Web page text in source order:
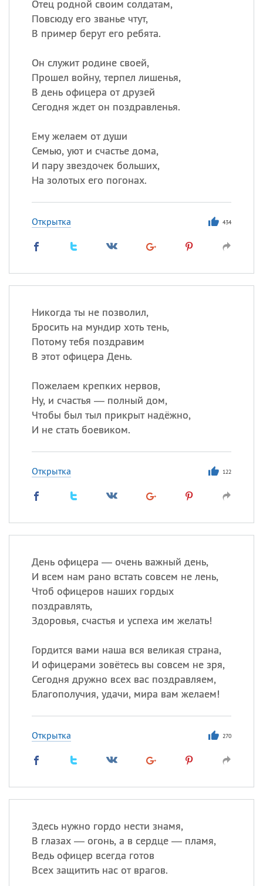
Отец родной своим солдатам,
Повсюду его званье чтут,
В пример берут его ребята.
Он служит родине своей,
Прошел войну, терпел лишенья,
В день офицера от друзей
Сегодня ждет он поздравленья.
Ему желаем от души
Семью, уют и счастье дома,
И пару звездочек больших,
На золотых его погонах.
Открытка 434
Никогда ты не позволил,
Бросить на мундир хоть тень,
Потому тебя поздравим
В этот офицера День.
Пожелаем крепких нервов,
Ну, и счастья — полный дом,
Чтобы был тыл прикрыт надёжно,
И не стать боевиком.
Открытка 122
День офицера — очень важный день,
И всем нам рано встать совсем не лень,
Чтоб офицеров наших гордых
поздравлять,
Здоровья, счастья и успеха им желать!
Гордится вами наша вся великая страна,
И офицерами зовётесь вы совсем не зря,
Сегодня дружно всех вас поздравляем,
Благополучия, удачи, мира вам желаем!
Открытка 270
Здесь нужно гордо нести знамя,
В глазах — огонь, а в сердце — пламя,
Ведь офицер всегда готов
Всех защитить нас от врагов.